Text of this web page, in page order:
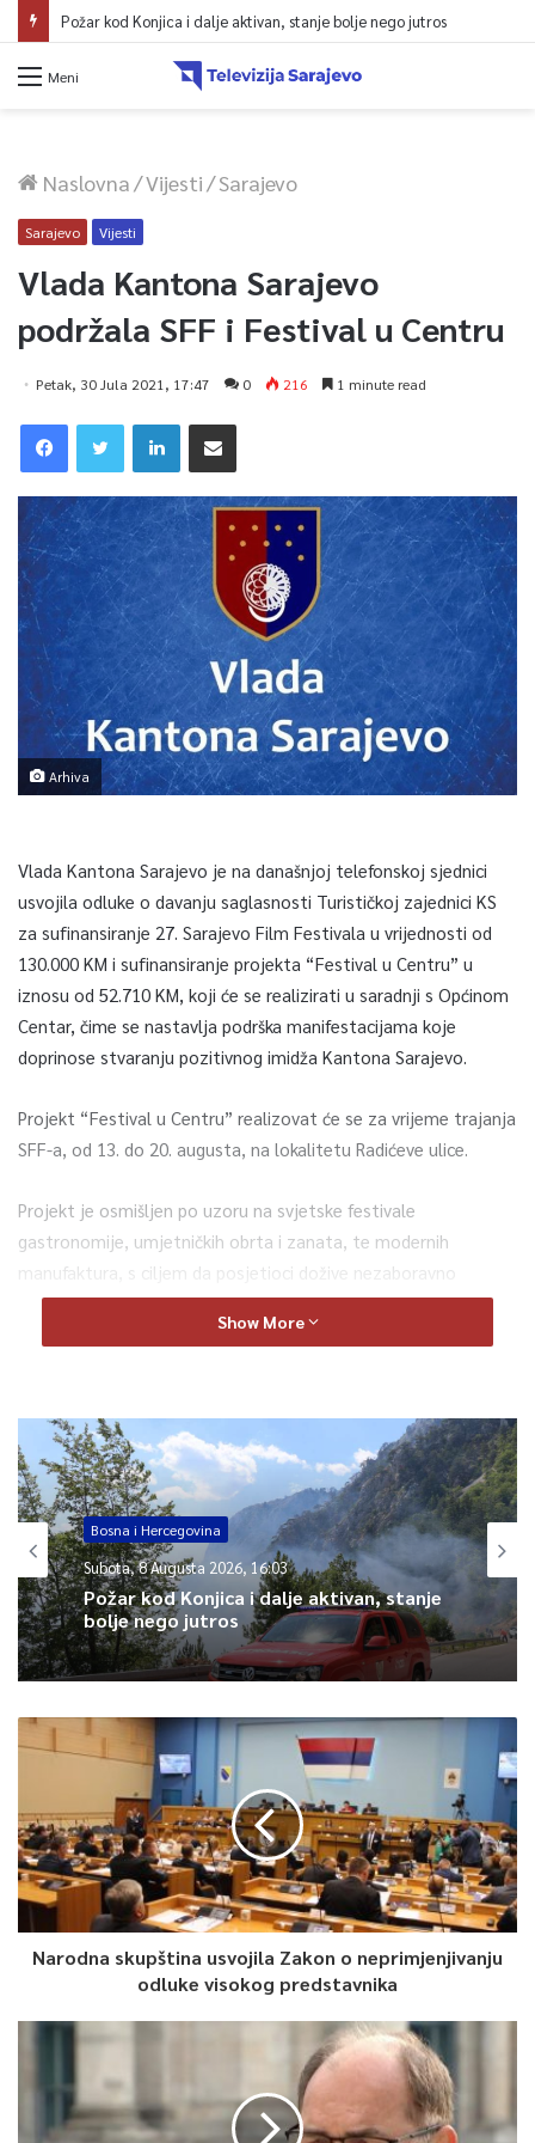
Požar kod Konjica i dalje aktivan, stanje bolje nego jutros
Meni
Naslovna/Vijesti/Sarajevo
Sarajevo Vijesti
Vlada Kantona Sarajevo
podržala SFF i Festival u Centru
Petak, 30 Jula 2021, 17:47 0 216 1 minute read
Arhiva
Vlada Kantona Sarajevo je na današnjoj telefonskoj sjednici
usvojila odluke o davanju saglasnosti Turističkoj zajednici KS
za sufinansiranje 27. Sarajevo Film Festivala u vrijednosti od
130.000 KM i sufinansiranje projekta “Festival u Centru” u
iznosu od 52.710 KM, koji će se realizirati u saradnji s Općinom
Centar, čime se nastavlja podrška manifestacijama koje
doprinose stvaranju pozitivnog imidža Kantona Sarajevo.
Projekt “Festival u Centru” realizovat će se za vrijeme trajanja
SFF-a, od 13. do 20. augusta, na lokalitetu Radićeve ulice.
Projekt je osmišljen po uzoru na svjetske festivale
gastronomije, umjetničkih obrta i zanata, te modernih
manufaktura, s ciljem da posjetioci dožive nezaboravno
iskustvo kroz atraktivna dešavanja, čime bi ujedno bila
omogućena promocija, umrežavanje i podrška modernim craft
Vlada KS dala je saglasnost Turističkoj zajednici za zaključenje
ugovora o zakupu poslovnog prostora na Međunarodnom
aerodromu Sarajevo, gdje planiraju otvoriti Turističko-
informativni centar, koji ima izuzetno značajnu ulogu sa
aspekta pružanja informacija, koje su predmet interesovanja
turista koji borave u Kantonu Sarajevo, saopćeno je iz Službe
za protokol i press KS.
Article Rating
Show More
Bosna i Hercegovina
Subota, 8 Augusta 2026, 16:03
Požar kod Konjica i dalje aktivan, stanje
bolje nego jutros
Narodna skupština usvojila Zakon o neprimjenjivanju
odluke visokog predstavnika